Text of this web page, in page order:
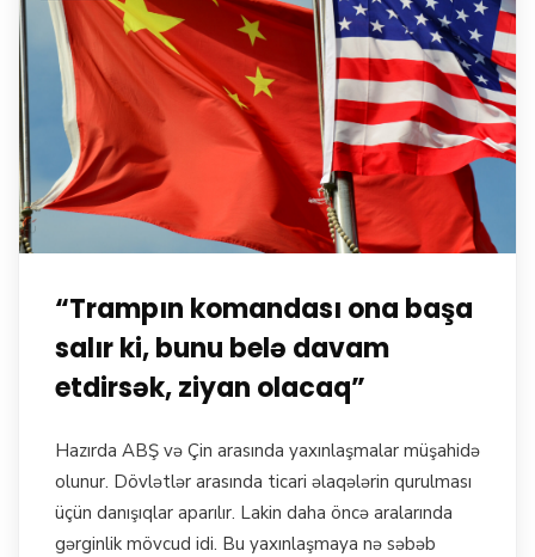
“Trampın komandası ona başa
salır ki, bunu belə davam
etdirsək, ziyan olacaq”
Hazırda ABŞ və Çin arasında yaxınlaşmalar müşahidə
olunur. Dövlətlər arasında ticari əlaqələrin qurulması
üçün danışıqlar aparılır. Lakin daha öncə aralarında
gərginlik mövcud idi. Bu yaxınlaşmaya nə səbəb